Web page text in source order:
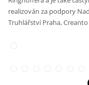
realizován za podpory
Truhlářství Praha,